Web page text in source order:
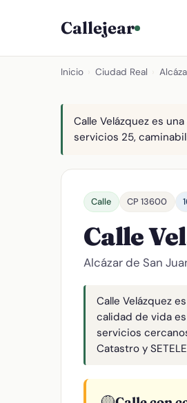
Callejear
Inicio Ciudad Real
Calle Velázquez es
servicios 25,
Calle CP 13600
Calle
Alcázar de San
Calle Velázquez
calidad de vida
servicios
Catastro y